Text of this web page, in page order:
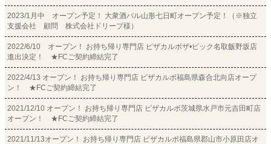
2023/1月中 オープン予定！ 大衆酒バル山形七日町オープン予定！（※独立
支援会社 顧問 株式会社ドリープ様）
2022/6/10 オープン！ お持ち帰り専門店 ピザカルボザ•ビック名取飯野坂店
進出決定！ ★FCご契約締結完了
2022/4/13 オープン！ お持ち帰り専門店 ピザカルボ福島県森合北向店オープ
ン！ ★FCご契約締結完了
2021/12/10 オープン！ お持ち帰り専門店 ピザカルボ茨城県水戸市元吉田町店
オープン！ ★FCご契約締結完了
2021/11/13オープン！ お持ち帰り専門店 ピザカルボ福島県郡山市小原田店オ